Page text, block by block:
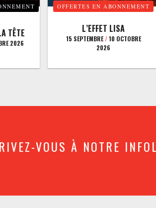
TÊTE
2026
OFFERTES EN ABONNEMENT
L’EFFET LISA
15 SEPTEMBRE/10 OCTOBRE
2026
VOUS À NOTRE